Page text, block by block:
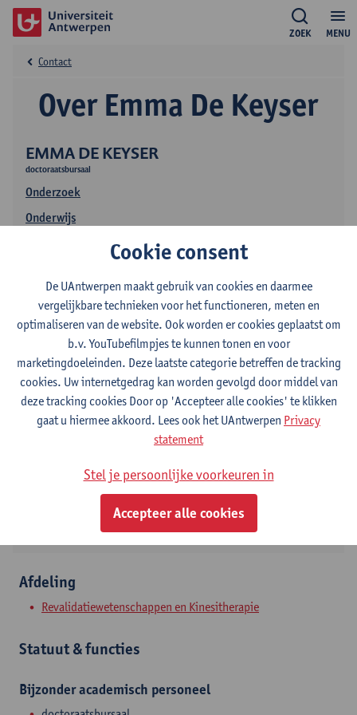
MENU
ZOEK
EMMA DE KEYSER
doctoraatsbursaal
Onderzoek
Onderwijs
Over Emma De Keyser
Contact
Contact
Campus Drie Eiken
Universiteitsplein 1
Afdeling
Revalidatiewetenschappen en Kinesitherapie
Statuut & functies
Bijzonder academisch personeel
Cookie consent
De UAntwerpen maakt gebruik van cookies en daarmee
vergelijkbare technieken voor het functioneren, meten en
optimaliseren van de website. Ook worden er cookies geplaatst om
b.v. YouTubefilmpjes te kunnen tonen en voor
marketingdoeleinden. Deze laatste categorie betreffen de tracking
cookies. Uw internetgedrag kan worden gevolgd door middel van
deze tracking cookies Door op 'Accepteer alle cookies' te klikken
gaat u hiermee akkoord. Lees ook het UAntwerpen Privacy
statement
Stel je persoonlijke voorkeuren in
Accepteer alle cookies